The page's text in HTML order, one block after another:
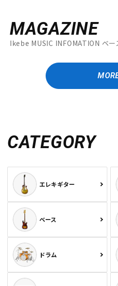
MAGAZINE
Ikebe MUSIC INFOMATION ベー
CATEGORY
エレキギター
ベース
ドラム